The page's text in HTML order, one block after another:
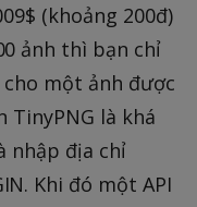
(khoảng 200đ)
ảnh thì bạn chỉ
cho một ảnh được
TinyPNG là khá
nhập địa chỉ
Khi đó một API